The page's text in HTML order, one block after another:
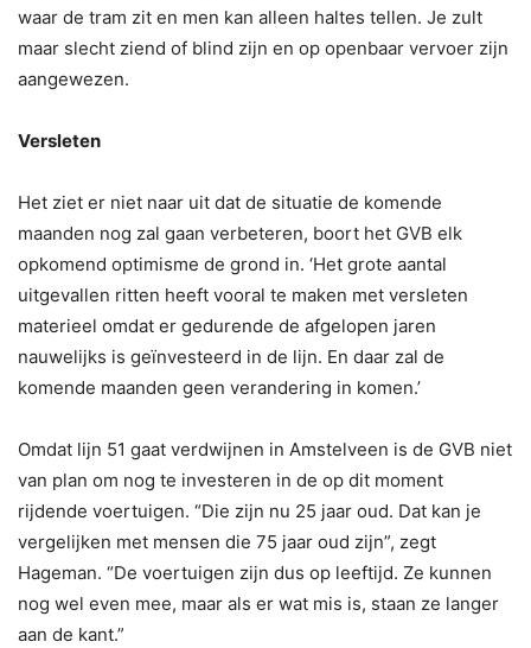
waar de tram zit en men kan alleen haltes tellen. Je zult
maar slecht ziend of blind zijn en op openbaar vervoer zijn
aangewezen.
Versleten
Het ziet er niet naar uit dat de situatie de komende
maanden nog zal gaan verbeteren, boort het GVB elk
opkomend optimisme de grond in. ‘Het grote aantal
uitgevallen ritten heeft vooral te maken met versleten
materieel omdat er gedurende de afgelopen jaren
nauwelijks is geïnvesteerd in de lijn. En daar zal de
komende maanden geen verandering in komen.’
Omdat lijn 51 gaat verdwijnen in Amstelveen is de GVB niet
van plan om nog te investeren in de op dit moment
rijdende voertuigen. “Die zijn nu 25 jaar oud. Dat kan je
vergelijken met mensen die 75 jaar oud zijn”, zegt
Hageman. “De voertuigen zijn dus op leeftijd. Ze kunnen
nog wel even mee, maar als er wat mis is, staan ze langer
aan de kant.”